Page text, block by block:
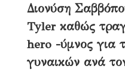
Διονύση
Tyler καθώς
hero -ύμνος για
γυναικών ανά